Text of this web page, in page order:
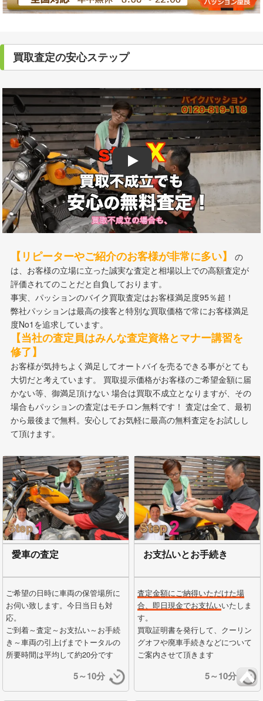
買取査定の安心ステップ
Play
【リピーターやご紹介のお客様が非常に多い】
は、お客様の立場に立った誠実な査定と相場以上での高額査定が
評価されてのことだと自負しております。
事実、パッションのバイク買取査定はお客様満足度95％超！
弊社パッションは最高の接客と特別な買取価格で常にお客様満足
度No1を追求しています。
【当社の査定員はみんな査定資格とマナー講習を
修了】
お客様が気持ちよく満足してオートバイを売るできる事がとても
大切だと考えています。 買取提示価格がお客様のご希望金額に届
かない等、御満足頂けない 場合は買取不成立となりますが、その
場合もパッションの査定はモチロン無料です！ 査定は全て、最初
から最後まで無料。安心してお気軽に最高の無料査定をお試しし
て頂けます。
愛車の査定
ご希望の日時に車両の保管場所に
お伺い致します。今日当日も対
応。
ご到着～査定～お支払い～お手続
き～車両の引上げまでトータルの
所要時間は平均して約20分です
5～10分
お支払いとお手続き
査定金額にご納得いただけた場
合、即日現金でお支払いいたしま
す。
買取証明書を発行して、クーリン
グオフや廃車手続きなどについて
ご案内させて頂きます
5～10分